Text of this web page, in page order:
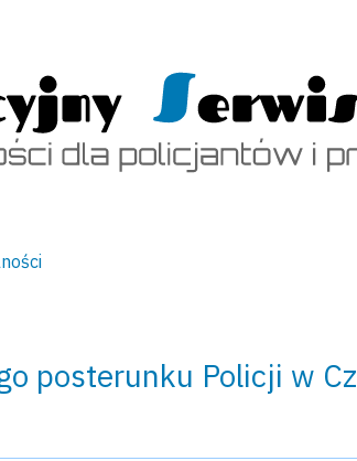
posterunku Policji w